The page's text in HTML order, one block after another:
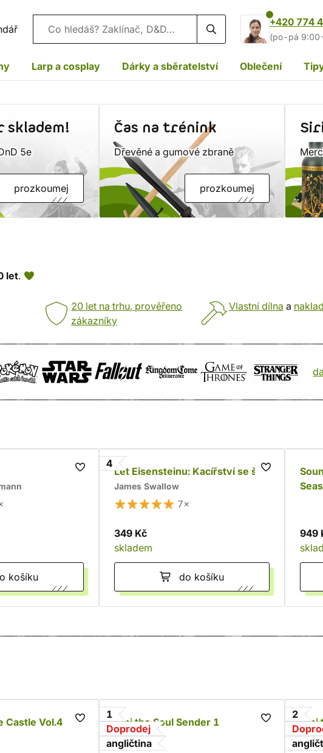
Vyhledávání
+420 774
(po-pá
Larp a cosplay Dárky a sběratelství Oblečení
skladem!
5e
prozkoumej
Čas na trénink
Dřevěné a gumové zbraně
prozkoumej
let.
20 let na trhu, prověřeno
zákazníky
Vlastní dílna a
košíku
4
Let Eisensteinu: Kacířství se šíří
James Swallow
7×
349 Kč
skladem
do košíku
949
Castle Vol.4
1
Doprodej
angličtina
Alpi the Soul Sender 1
Rona
2
Alpi
Rona